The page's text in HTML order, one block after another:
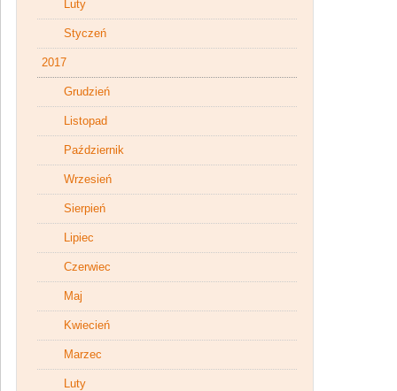
Luty
Styczeń
2017
Grudzień
Listopad
Październik
Wrzesień
Sierpień
Lipiec
Czerwiec
Maj
Kwiecień
Marzec
Luty